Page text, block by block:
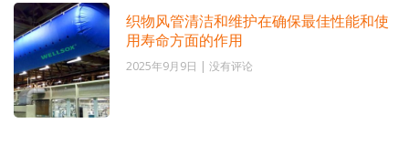
织物风管清洁和维护在确保最佳性能和使
用寿命方面的作用
2025年9月9日
没有评论